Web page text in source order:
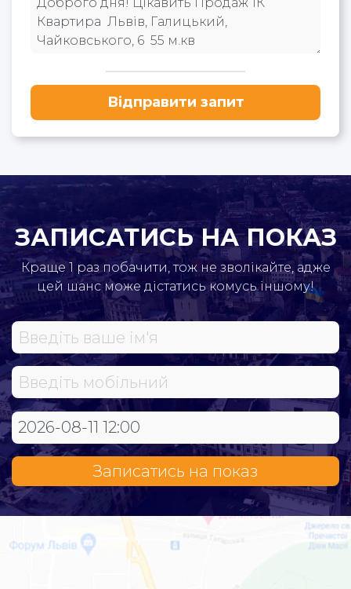
Відправити запит
ЗАПИСАТИСЬ НА ПОКАЗ
Краще 1 раз побачити, тож не зволікайте, адже
цей шанс може дістатись комусь іншому!
Записатись на показ